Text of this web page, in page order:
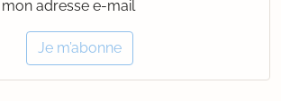
adresse e-mail
Je m’abonne